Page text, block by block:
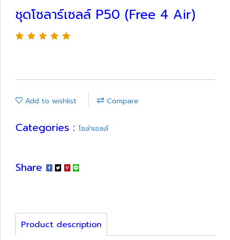
ชุดโซลาร์เซลล์ P50 (Free 4 Air)
Add to wishlist Compare
Categories : โซล่าเซลล์
Share
Product description